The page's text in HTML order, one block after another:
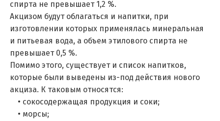
спирта не превышает 1,2 %.
Акцизом будут облагаться и напитки, при
изготовлении которых применялась минеральная
и питьевая вода, а объем этилового спирта не
превышает 0,5 %.
Помимо этого, существует и список напитков,
которые были выведены из-под действия нового
акциза. К таковым относятся:
• сокосодержащая продукция и соки;
• морсы;